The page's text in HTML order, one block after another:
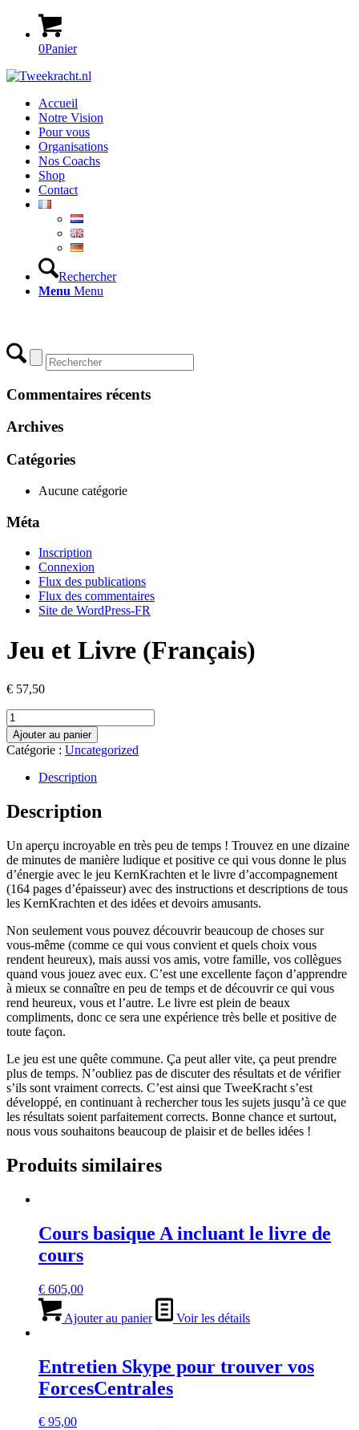
0Panier
Accueil
Notre Vision
Pour vous
Organisations
Nos Coachs
Shop
Contact
Rechercher
Menu Menu
Commentaires récents
Archives
Catégories
Aucune catégorie
Méta
Inscription
Connexion
Flux des publications
Flux des commentaires
Site de WordPress-FR
Jeu et Livre (Français)
€ 57,50
quantité
de
Jeu
et
Livre
(Français)
Ajouter au panier
Catégorie : Uncategorized
Description
Description
Un aperçu incroyable en très peu de temps ! Trouvez en une dizaine
de minutes de manière ludique et positive ce qui vous donne le plus
d’énergie avec le jeu KernKrachten et le livre d’accompagnement
(164 pages d’épaisseur) avec des instructions et descriptions de tous
les KernKrachten et des idées et devoirs amusants.
Non seulement vous pouvez découvrir beaucoup de choses sur
vous-même (comme ce qui vous convient et quels choix vous
rendent heureux), mais aussi vos amis, votre famille, vos collègues
quand vous jouez avec eux. C’est une excellente façon d’apprendre
à mieux se connaître en peu de temps et de découvrir ce qui vous
rend heureux, vous et l’autre. Le livre est plein de beaux
compliments, donc ce sera une expérience très belle et positive de
toute façon.
Le jeu est une quête commune. Ça peut aller vite, ça peut prendre
plus de temps. N’oubliez pas de discuter des résultats et de vérifier
s’ils sont vraiment corrects. C’est ainsi que TweeKracht s’est
développé, en continuant à rechercher tous les sujets jusqu’à ce que
les résultats soient parfaitement corrects. Bonne chance et surtout,
nous vous souhaitons beaucoup de plaisir et de belles idées !
Produits similaires
Cours basique A incluant le livre de
cours
€ 605,00
Ajouter au panier Voir les détails
Entretien Skype pour trouver vos
ForcesCentrales
€ 95,00